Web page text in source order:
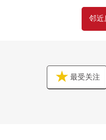
邻近
最受关注